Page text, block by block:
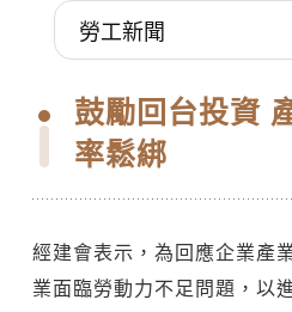
鼓勵回台投資
率鬆綁
經建會表示，為回應企業產
業面臨勞動力不足問題，以